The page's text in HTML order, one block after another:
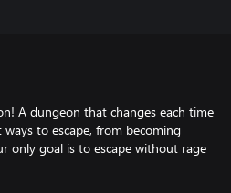
A dungeon that changes each time
to escape, from becoming
only goal is to escape without rage